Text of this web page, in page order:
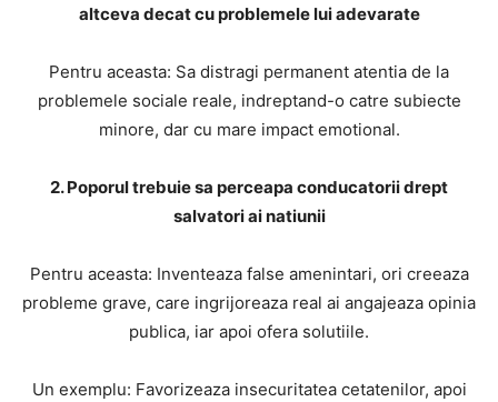
altceva decat cu problemele lui adevarate
Pentru aceasta: Sa distragi permanent atentia de la
problemele sociale reale, indreptand-o catre subiecte
minore, dar cu mare impact emotional.
2. Poporul trebuie sa perceapa conducatorii drept
salvatori ai natiunii
Pentru aceasta: Inventeaza false amenintari, ori creeaza
probleme grave, care ingrijoreaza real ai angajeaza opinia
publica, iar apoi ofera solutiile.
Un exemplu: Favorizeaza insecuritatea cetatenilor, apoi